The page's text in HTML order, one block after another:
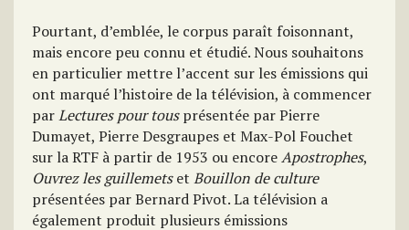
Pourtant, d’emblée, le corpus paraît foisonnant,
mais encore peu connu et étudié. Nous souhaitons
en particulier mettre l’accent sur les émissions qui
ont marqué l’histoire de la télévision, à commencer
parLectures pour tousprésentée par Pierre
Dumayet, Pierre Desgraupes et Max-Pol Fouchet
sur la RTF à partir de 1953 ou encoreApostrophes,
Ouvrez les guillemetset Bouillon de culture
présentées par Bernard Pivot. La télévision a
également produit plusieurs émissions